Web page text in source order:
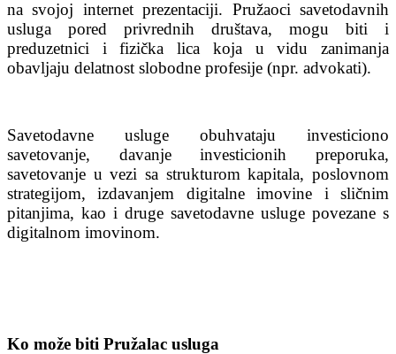
na svojoj internet prezentaciji. Pružaoci savetodavnih
usluga pored privrednih društava, mogu biti i
preduzetnici i fizička lica koja u vidu zanimanja
obavljaju delatnost slobodne profesije (npr. advokati).
Savetodavne usluge obuhvataju investiciono
savetovanje, davanje investicionih preporuka,
savetovanje u vezi sa strukturom kapitala, poslovnom
strategijom, izdavanjem digitalne imovine i sličnim
pitanjima, kao i druge savetodavne usluge povezane s
digitalnom imovinom.
Ko može biti Pružalac usluga